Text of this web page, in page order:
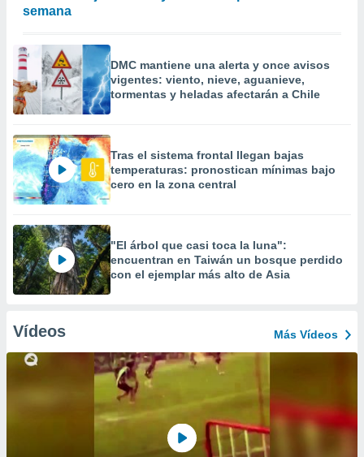
semana
DMC mantiene una alerta y once avisos
vigentes: viento, nieve, aguanieve,
tormentas y heladas afectarán a Chile
Tras el sistema frontal llegan bajas
temperaturas: pronostican mínimas bajo
cero en la zona central
"El árbol que casi toca la luna":
encuentran en Taiwán un bosque perdido
con el ejemplar más alto de Asia
Vídeos Más Vídeos